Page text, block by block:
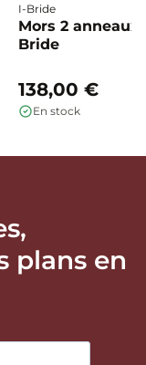
I-Bride
Mors 2
Bride
138,00 €
En stock
plans en